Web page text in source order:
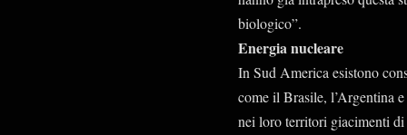
biologico”.
Energia nucleare
In Sud America esistono
come il Brasile, l’Argentina
nei loro territori giacimenti